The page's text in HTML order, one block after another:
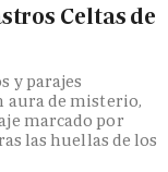
Celtas de
y parajes
aura de misterio,
marcado por
las huellas de los